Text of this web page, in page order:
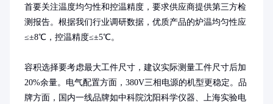
首要关注温度均匀性和控温精度，要求供应商提供第三方检
测报告。根据我们行业调研数据，优质产品的炉温均匀性应
≤±8℃，控温精度≤±5℃。
容积选择要考虑最大工件尺寸，建议实际测量工件尺寸后加
20%余量。电气配置方面，380V三相电源的机型更稳定。品
牌方面，国内一线品牌如中科院沈阳科学仪器、上海实验电